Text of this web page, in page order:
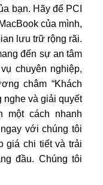
bạn. Hãy để PCI
của mình,
lưu trữ rộng rãi.
đến sự an tâm
chuyên nghiệp,
châm “Khách
nghe và giải quyết
một cách nhanh
với chúng tôi
giá chi tiết và trải
đầu. Chúng tôi